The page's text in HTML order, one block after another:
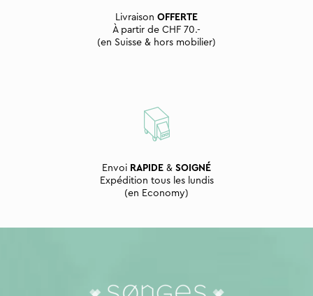
Livraison OFFERTE
À partir de CHF 70.-
(en Suisse & hors mobilier)
Envoi RAPIDE & SOIGNÉ
Expédition tous les lundis
(en Economy)